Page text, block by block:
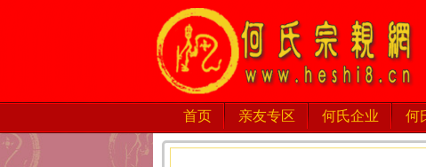
首页 亲友专区 何氏企业 何